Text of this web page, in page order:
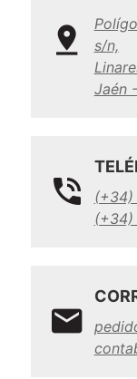
s/n,
Jaén
(+34)